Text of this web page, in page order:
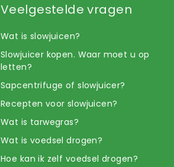
Veelgestelde vragen
Wat is slowjuicen?
Slowjuicer kopen. Waar moet u op
letten?
Sapcentrifuge of slowjuicer?
Recepten voor slowjuicen?
Wat is tarwegras?
Wat is voedsel drogen?
Hoe kan ik zelf voedsel drogen?